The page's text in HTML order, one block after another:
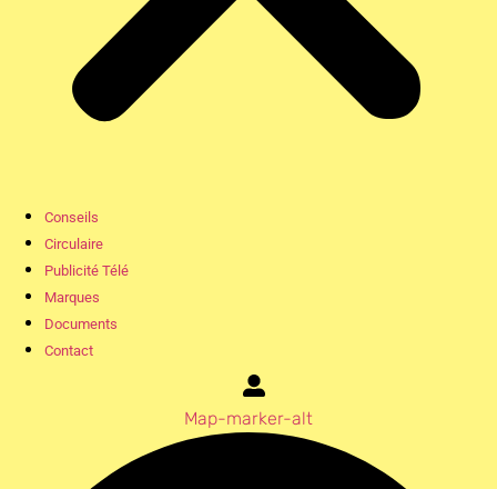
Conseils
Circulaire
Publicité Télé
Marques
Documents
Contact
Map-marker-alt